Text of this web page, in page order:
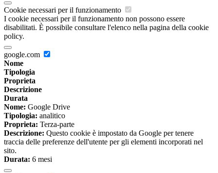
Cookie necessari per il funzionamento
I cookie necessari per il funzionamento non possono essere
disabilitati. È possibile consultare l'elenco nella pagina della cookie
policy.
google.com
Nome
Tipologia
Proprieta
Descrizione
Durata
Nome: Google Drive
Tipologia: analitico
Proprieta: Terza-parte
Descrizione: Questo cookie è impostato da Google per tenere
traccia delle preferenze dell'utente per gli elementi incorporati nel
sito.
Durata: 6 mesi